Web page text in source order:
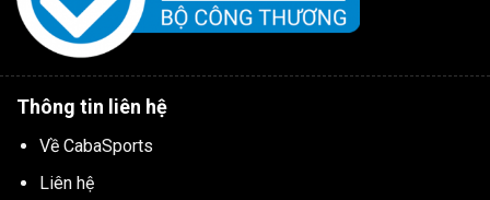
Thông tin liên hệ
Về CabaSports
Liên hệ